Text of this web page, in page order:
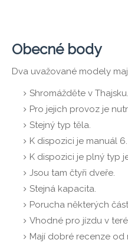
Obecné body
Dva uvažované modely
Shromážděte v Thajsku.
Pro jejich provoz je
Stejný typ těla.
K dispozici je manuál 6.
K dispozici je plný typ
Jsou tam čtyři dveře.
Stejná kapacita.
Porucha některých
Vhodné pro jízdu v
Mají dobré recenze od